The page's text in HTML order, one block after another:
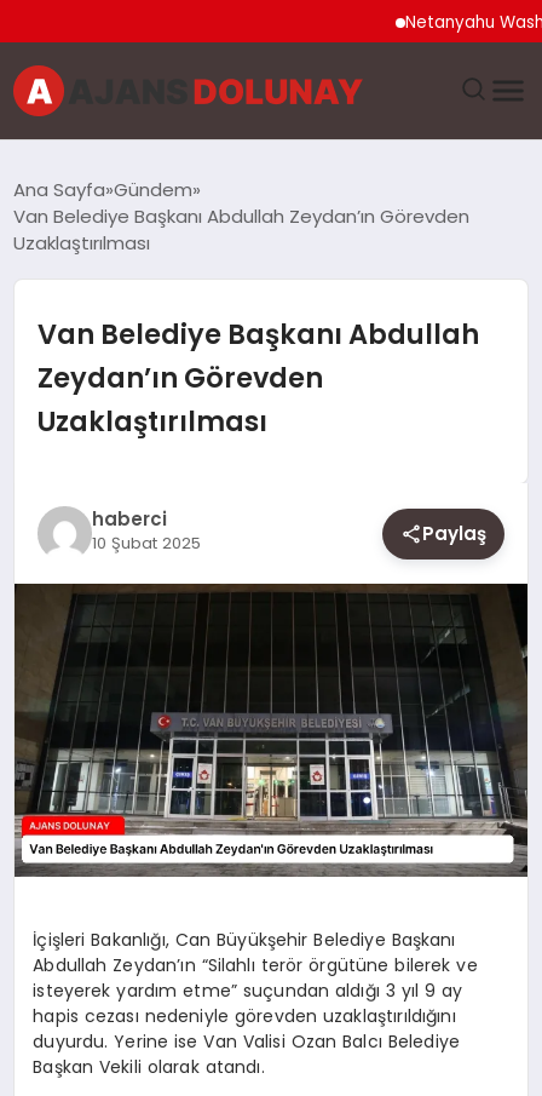
Netanyahu
EĞITIM
GÜNCEL
SAĞLIK
SIYASET
SPOR
YAŞAM
Ana Sayfa Gündem
Van Belediye Başkanı Abdullah Zeydan’ın Görevden
Uzaklaştırılması
Van Belediye Başkanı Abdullah
Zeydan’ın Görevden
Uzaklaştırılması
haberci
10 Şubat 2025 Paylaş
İçişleri Bakanlığı, Can Büyükşehir Belediye Başkanı
Abdullah Zeydan’ın “Silahlı terör örgütüne bilerek ve
isteyerek yardım etme” suçundan aldığı 3 yıl 9 ay
hapis cezası nedeniyle görevden uzaklaştırıldığını
duyurdu. Yerine ise Van Valisi Ozan Balcı Belediye
Başkan Vekili olarak atandı.